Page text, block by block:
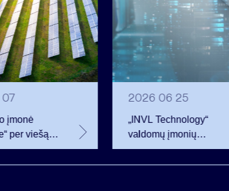
įmonė
per viešą
mln. eurų –
2026 06 25
„INVL Technology“
valdomų įmonių
darbuotojai realizavo
opcionus ir tapo